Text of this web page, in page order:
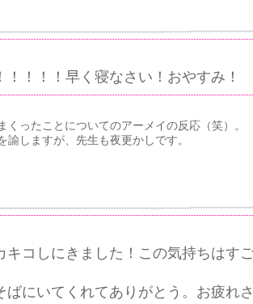
！！！早く寝なさい！おやすみ！
ったことについてのアーメイの反応（笑）。
しますが、先生も夜更かしです。
コしにきました！この気持ちはす
にいてくれてありがとう。お疲れ